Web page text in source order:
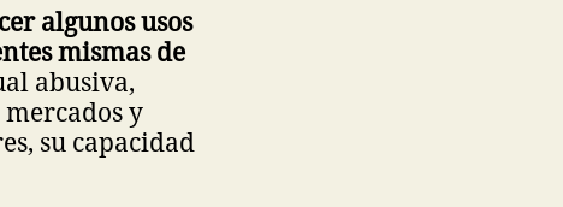
algunos usos
mismas de
abusiva,
y
su capacidad